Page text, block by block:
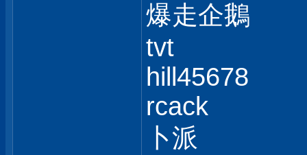
爆走企鵝
tvt
hill45678
rcack
卜派